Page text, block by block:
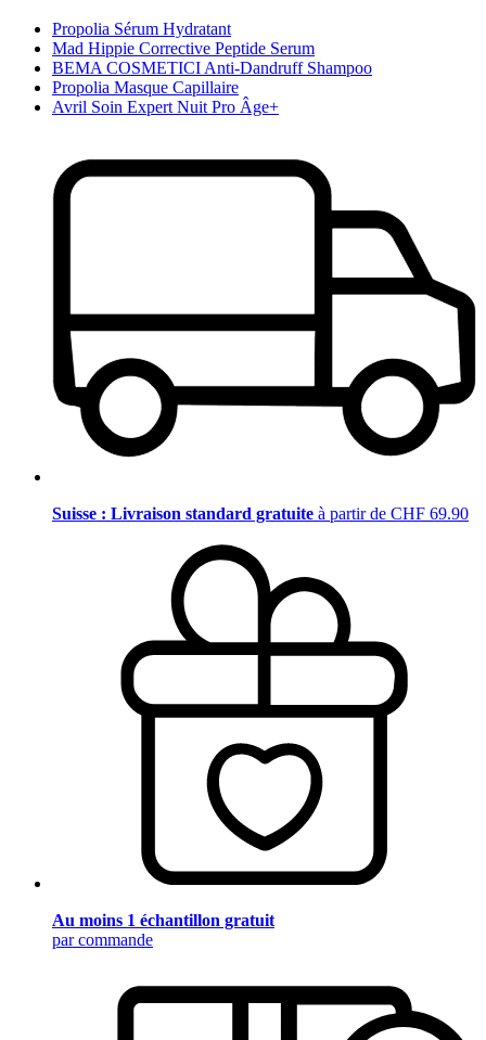
Propolia Sérum Hydratant
Mad Hippie Corrective Peptide Serum
BEMA COSMETICI Anti-Dandruff Shampoo
Propolia Masque Capillaire
Avril Soin Expert Nuit Pro Âge+
Suisse : Livraison standard gratuite à partir de CHF 69.90
Au moins 1 échantillon gratuit
par commande